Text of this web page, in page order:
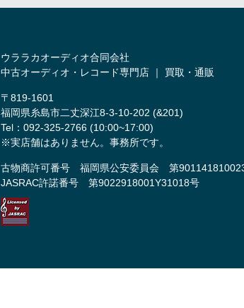
ウララカオーディオ合同会社
中古オーディオ・レコード専門店 ｜ 買取・通販
〒819-1601
福岡県糸島市二丈深江8-3-10-202 (&201)
Tel：092-325-2766 (10:00~17:00)
※実店舗はありません。事務所です。
古物商許可番号 福岡県公安委員会 第
JASRAC許諾番号 第9022918001Y31018号